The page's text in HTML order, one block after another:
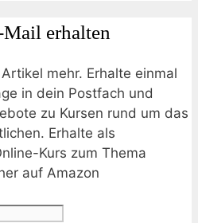
erhalten
mehr. Erhalte einmal
in dein Postfach und
zu Kursen rund um das
Erhalte als
Kurs zum Thema
auf Amazon